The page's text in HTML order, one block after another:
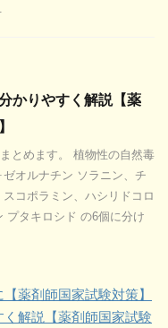
かりやすく解説【薬
とめます。 植物性の自然毒
オルナチン ソラニン、チ
コポラミン、ハシリドコロ
プタキロシド の6個に分け
薬剤師国家試験対策】
解説【薬剤師国家試験